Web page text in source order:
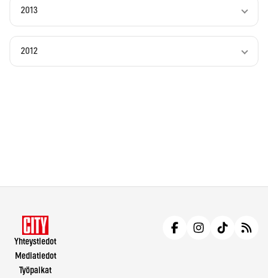
2013
2012
Yhteystiedot
Mediatiedot
Työpaikat